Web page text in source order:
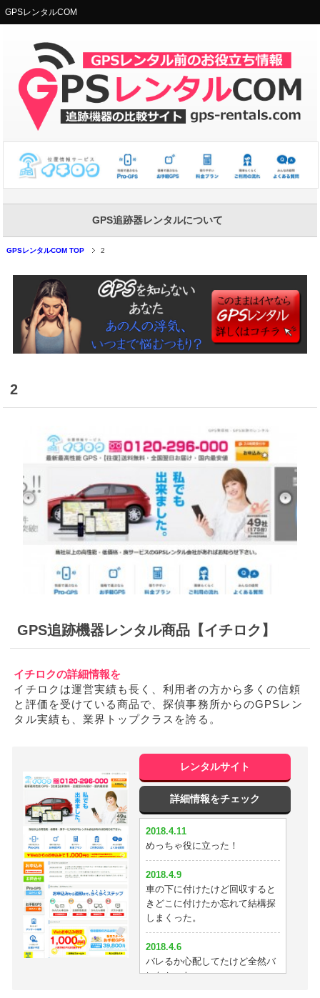
GPSレンタルCOM
GPS追跡器レンタルについて
GPSレンタルCOM TOP 2
2
GPS追跡機器レンタル商品【イチロク】
イチロクの詳細情報を
イチロクは運営実績も長く、利用者の方から多くの信頼
と評価を受けている商品で、探偵事務所からのGPSレン
タル実績も、業界トップクラスを誇る。
レンタルサイト
詳細情報をチェック
2018.4.11
めっちゃ役に立った！
2018.4.9
車の下に付けたけど回収すると
きどこに付けたか忘れて結構探
しまくった。
2018.4.6
バレるか心配してたけど全然バ
レなかったw